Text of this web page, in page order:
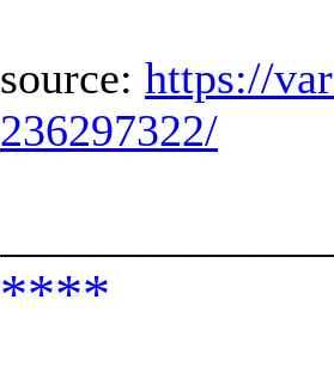
source: https://
236297322/
****